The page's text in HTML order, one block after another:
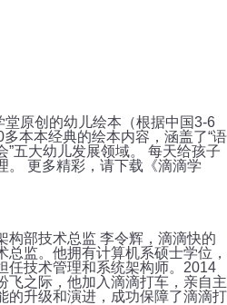
原创的幼儿绘本（根据中国3-6
本本经典的绘本内容，涵盖了“语
五大幼儿发展领域。 每天给孩子
。 更多精彩，请下载《滴滴学
构部技术总监 李令辉，滴滴快的
监。他拥有计算机系硕士学位，
任技术管理和系统架构师。2014
飞之际，他加入滴滴打车，亲自主
的升级和演进，成功保障了滴滴打